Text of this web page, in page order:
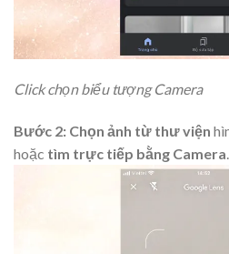
Click chọn biểu tượng Camera
Bước 2: Chọn ảnh từ thư viện
hoặc tìm trực tiếp bằng Camera.